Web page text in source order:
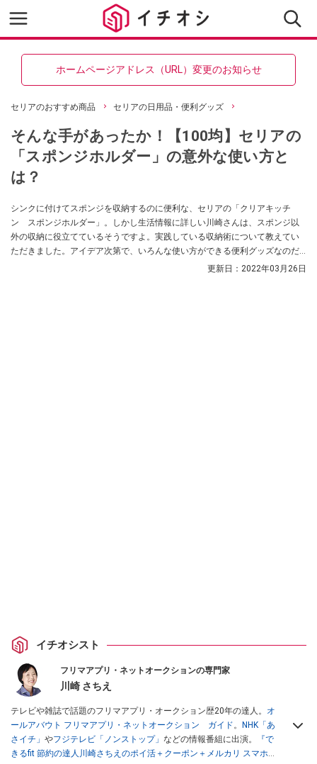
ホームページアドレス（URL）変更のお知らせ
セリアのおすすめ商品 セリアの日用品・便利グッズ
そんな手があったか！【100均】セリアの
「スポンジホルダー」の意外な使い方と
は？
シンクに付けてスポンジを収納するのに便利な、セリアの「クリアキッチ
ン スポンジホルダー」。しかし生活情報に詳しい川崎さんは、スポンジ以
外の収納に役立てているそうですよ。実践している収納術について教えてい
ただきました。アイデア次第で、いろんな使い方ができる便利グッズなのだ
更新日： 2022年03月26日
イチオシスト
フリマアプリ・ネットオークションの専門家
川崎 さちえ
テレビや雑誌で話題のフリマアプリ・オークション歴20年の達人。 オ
ールアバウト フリマアプリ・ネットオークション ガイド。
NHK「あ
さイチ」 やフジテレビ「ノンストップ」 などの情報番組に出演。
『で
きるfit 節約の達人川崎さちえのポイ活＋クーポン＋メルカリ スマホで